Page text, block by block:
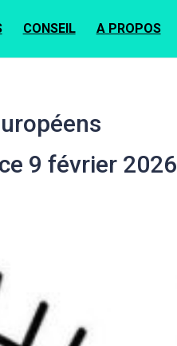
CONSEIL A PROPOS
9 février 2026